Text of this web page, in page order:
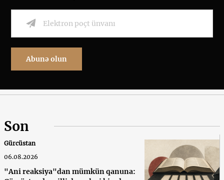
Abunə olun
Son
Gürcüstan
06.08.2026
"Ani reaksiya"dan mümkün qanuna: